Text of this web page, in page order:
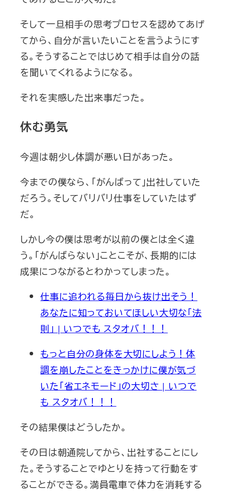
そして一旦相手の思考プロセスを認めてあげ
てから、自分が言いたいことを言うようにす
る。そうすることではじめて相手は自分の話
を聞いてくれるようになる。
それを実感した出来事だった。
休む勇気
今週は朝少し体調が悪い日があった。
今までの僕なら、「がんばって」出社していた
だろう。そしてバリバリ仕事をしていたはず
だ。
しかし今の僕は思考が以前の僕とは全く違
う。「がんばらない」ことこそが、長期的には
成果につながるとわかってしまった。
仕事に追われる毎日から抜け出そう！
あなたに知っておいてほしい大切な「法
則」 | いつでも スタオバ！！！
もっと自分の身体を大切にしよう！体
調を崩したことをきっかけに僕が気づ
いた「省エネモード」の大切さ | いつで
も スタオバ！！！
その結果僕はどうしたか。
その日は朝通院してから、出社することにし
た。そうすることでゆとりを持って行動をす
ることができる。満員電車で体力を消耗する